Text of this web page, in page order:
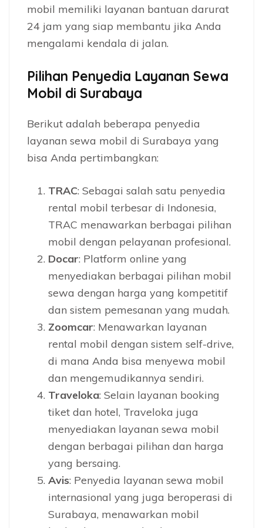
mobil memiliki layanan bantuan darurat
24 jam yang siap membantu jika Anda
mengalami kendala di jalan.
Pilihan Penyedia Layanan Sewa
Mobil di Surabaya
Berikut adalah beberapa penyedia
layanan sewa mobil di Surabaya yang
bisa Anda pertimbangkan:
TRAC: Sebagai salah satu penyedia
rental mobil terbesar di Indonesia,
TRAC menawarkan berbagai pilihan
mobil dengan pelayanan profesional.
Docar: Platform online yang
menyediakan berbagai pilihan mobil
sewa dengan harga yang kompetitif
dan sistem pemesanan yang mudah.
Zoomcar: Menawarkan layanan
rental mobil dengan sistem self-drive,
di mana Anda bisa menyewa mobil
dan mengemudikannya sendiri.
Traveloka: Selain layanan booking
tiket dan hotel, Traveloka juga
menyediakan layanan sewa mobil
dengan berbagai pilihan dan harga
yang bersaing.
Avis: Penyedia layanan sewa mobil
internasional yang juga beroperasi di
Surabaya, menawarkan mobil